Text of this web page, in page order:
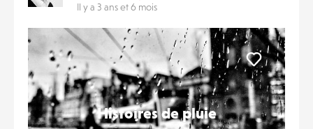
Il y a 3 ans et 6 mois
Histoires de pluie
Liker